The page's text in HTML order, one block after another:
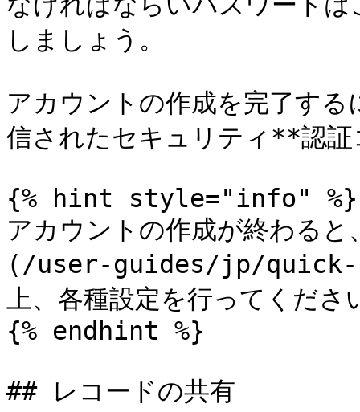
しましょう。
アカウントの作成を完了す
信されたセキュリティ**認
{% hint style="info" %}
アカウントの作成が終わる
(/user-guides/jp/quick-
上、各種設定を行ってくださ
{% endhint %}
## レコードの共有